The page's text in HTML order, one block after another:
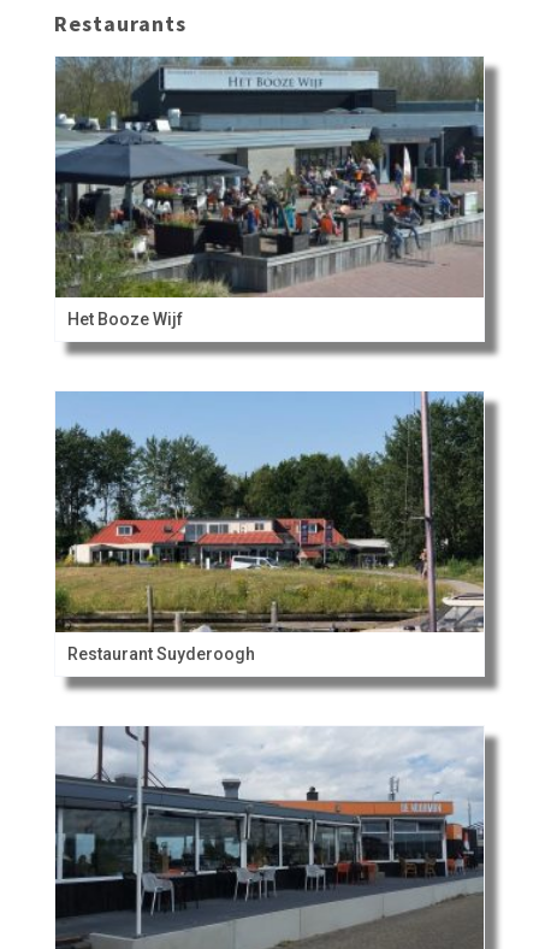
Restaurants
Het Booze Wijf
Restaurant Suyderoogh